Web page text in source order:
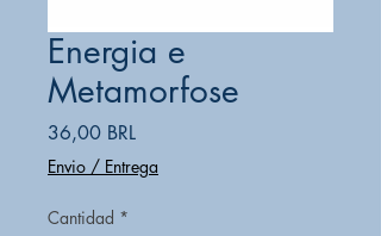
Energia e
Metamorfose
36,00 BRLPrecio
Envio / Entrega
Cantidad *